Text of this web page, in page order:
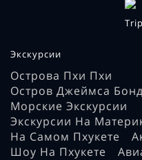
Экскурсии
Острова Пхи Пхи
Остров Джеймса
Морские Экскурсии
Экскурсии На
На Самом Пхукете
Шоу На Пхукете